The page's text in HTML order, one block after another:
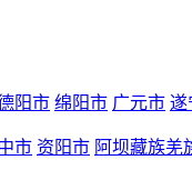
阳市 绵阳市 广元市 遂
市 资阳市 阿坝藏族羌